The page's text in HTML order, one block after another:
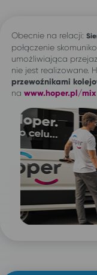
Obecnie na relacji:
połączenie
umożliwiająca
nie jest realizowane.
przewoźnikami
na www.hoper.pl/mix